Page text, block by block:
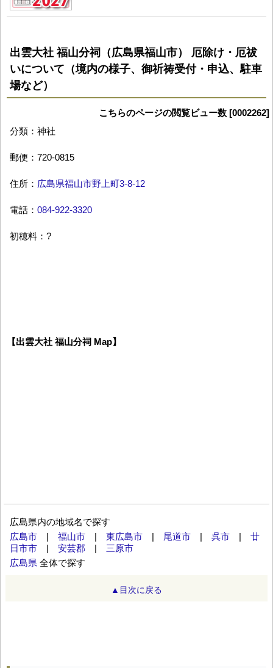
出雲大社 福山分祠（広島県福山市） 厄除け・厄祓
いについて（境内の様子、御祈祷受付・申込、駐車
場など）
こちらのページの閲覧ビュー数 [0002262]
分類：神社
郵便：720-0815
住所： 広島県福山市野上町3-8-12
電話： 084-922-3320
初穂料：?
【出雲大社 福山分祠 Map】
広島県内の地域名で探す
広島市
福山市 東広島市 尾道市 呉市
廿
日市市
安芸郡
三原市
広島県 全体で探す
▲目次に戻る